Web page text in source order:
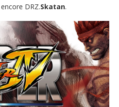
DRZ.Skatan.